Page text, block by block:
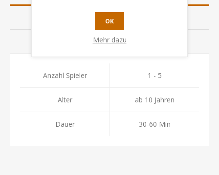
BEWERTUNGEN
KONTAKTIEREN SIE UNS
Anzahl Spieler 1 - 5
Alter ab 10 Jahren
Dauer 30-60 Min
OK
Mehr dazu